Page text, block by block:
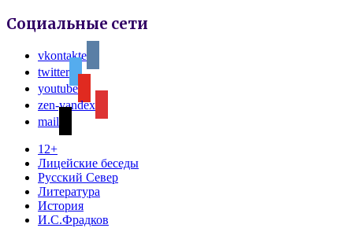
Социальные сети
vkontakte
twitter
youtube
zen-yandex
mail
12+
Лицейские беседы
Русский Север
Литература
История
И.С.Фрадков